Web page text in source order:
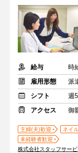
給与
時
雇用形態
派
シフト
週
アクセス
御
主婦(夫)歓迎 ネイ
未経験者歓迎
株式会社スタッフサー